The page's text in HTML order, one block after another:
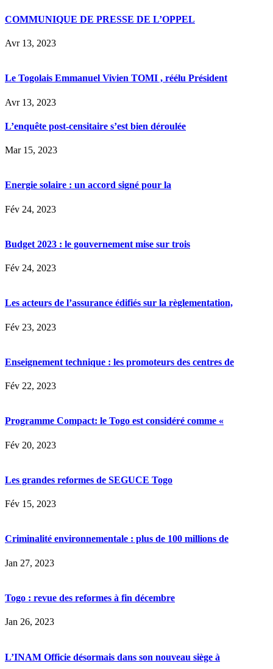
COMMUNIQUE DE PRESSE DE L’OPPEL
Avr 13, 2023
Le Togolais Emmanuel Vivien TOMI , réélu Président
Avr 13, 2023
L’enquête post-censitaire s’est bien déroulée
Mar 15, 2023
Energie solaire : un accord signé pour la
Fév 24, 2023
Budget 2023 : le gouvernement mise sur trois
Fév 24, 2023
Les acteurs de l’assurance édifiés sur la règlementation,
Fév 23, 2023
Enseignement technique : les promoteurs des centres de
Fév 22, 2023
Programme Compact: le Togo est considéré comme «
Fév 20, 2023
Les grandes reformes de SEGUCE Togo
Fév 15, 2023
Criminalité environnementale : plus de 100 millions de
Jan 27, 2023
Togo : revue des reformes à fin décembre
Jan 26, 2023
L’INAM Officie désormais dans son nouveau siège à